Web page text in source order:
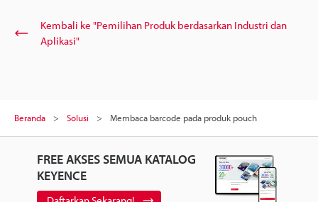
Kembali ke "Pemilihan Produk berdasarkan Industri dan
Aplikasi"
Beranda Solusi Membaca barcode pada produk pouch
FREE AKSES SEMUA KATALOG
KEYENCE